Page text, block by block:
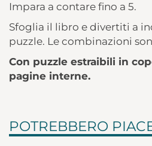
Impara a contare fino a 5.
Sfoglia il libro e divertiti a
puzzle. Le combinazioni
Con puzzle estraibili in
pagine interne.
POTREBBERO